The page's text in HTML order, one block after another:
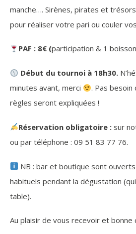
manche…. Sirènes, pirates et
pour réaliser votre pari ou couler
PAF : 8€ (participation & 1
Début du tournoi à 18h30.
minutes avant, merci
. Pas besoin
règles seront expliquées !
Réservation obligatoire : sur
ou par téléphone : 09 51 83 77 76.
NB : bar et boutique sont
habituels pendant la dégustation
table).
Au plaisir de vous recevoir et bonne